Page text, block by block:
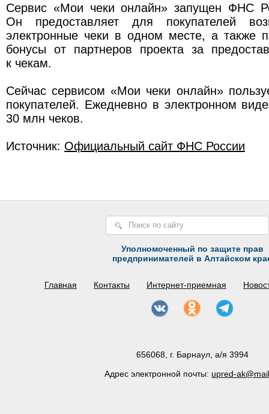
Сервис «Мои чеки онлайн» запущен ФНС
Он предоставляет для покупателей
электронные чеки в одном месте, а также
бонусы от партнеров проекта за
к чекам.
Сейчас сервисом «Мои чеки онлайн»
покупателей. Ежедневно в электронном
30 млн чеков.
Источник: Официальный сайт ФНС России
Уполномоченный по защите прав
предпринимателей в Алтайском
Главная Контакты Интернет-приемная
656068, г. Барнаул, а/я 3994
Адрес электронной почты: upred-